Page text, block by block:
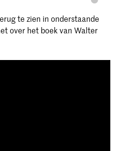
te zien in onderstaande
over het boek van Walter